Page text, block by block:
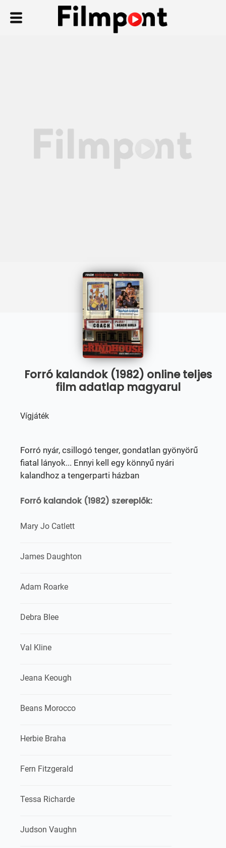
Forró kalandok (1982) online teljes
film adatlap magyarul
Vígjáték
Forró nyár, csillogó tenger, gondatlan gyönyörű
fiatal lányok... Ennyi kell egy könnyű nyári
kalandhoz a tengerparti házban
Forró kalandok (1982) szereplők:
Mary Jo Catlett
James Daughton
Adam Roarke
Debra Blee
Val Kline
Jeana Keough
Beans Morocco
Herbie Braha
Fern Fitzgerald
Tessa Richarde
Judson Vaughn